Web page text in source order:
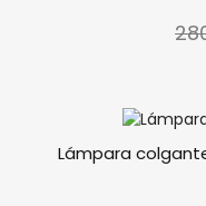
Lámpara